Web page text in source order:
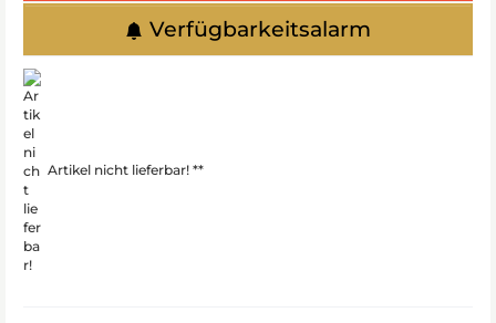
Verfügbarkeitsalarm
Artikel nicht lieferbar! **